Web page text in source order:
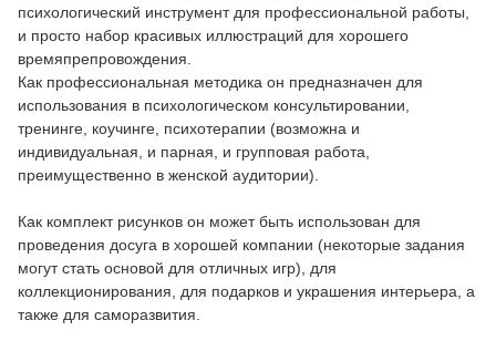
психологический инструмент для профессиональной работы,
и просто набор красивых иллюстраций для хорошего
времяпрепровождения.
Как профессиональная методика он предназначен для
использования в психологическом консультировании,
тренинге, коучинге, психотерапии (возможна и
индивидуальная, и парная, и групповая работа,
преимущественно в женской аудитории).
Как комплект рисунков он может быть использован для
проведения досуга в хорошей компании (некоторые задания
могут стать основой для отличных игр), для
коллекционирования, для подарков и украшения интерьера, а
также для саморазвития.